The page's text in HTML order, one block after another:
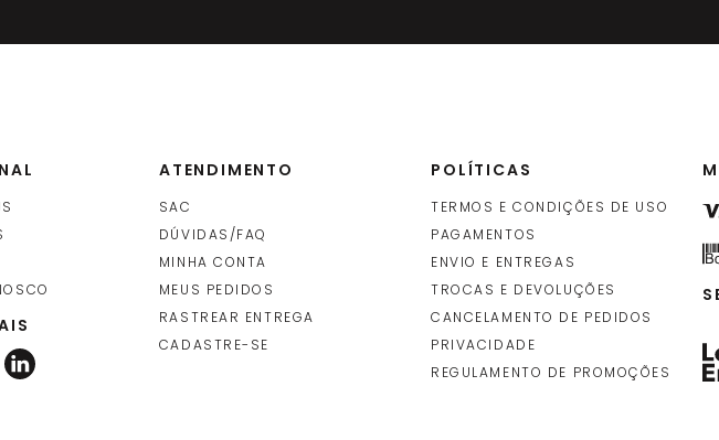
ATENDIMENTO
SAC
DÚVIDAS/FAQ
MINHA CONTA
MEUS PEDIDOS
RASTREAR ENTREGA
CADASTRE-SE
POLÍTICAS
TERMOS E CONDIÇÕES DE USO
PAGAMENTOS
ENVIO E ENTREGAS
TROCAS E DEVOLUÇÕES
CANCELAMENTO DE PEDIDOS
PRIVACIDADE
REGULAMENTO DE PROMOÇÕES